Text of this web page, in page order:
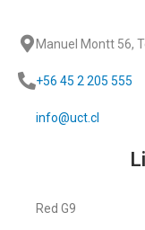
Manuel Montt 56,
+56 45 2 205 555
info@uct.cl
Red G9